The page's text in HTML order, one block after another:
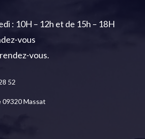
: 10H – 12h et de 15h – 18H
vous
vous.
52
09320 Massat